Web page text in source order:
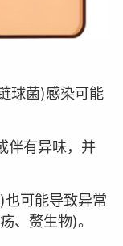
菌)感染可能
有异味，并
可能导致异常
、赘生物)。